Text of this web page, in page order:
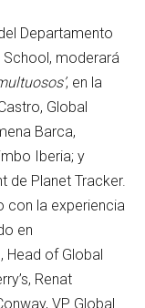
Departamento
School, moderará
, en la
Global
Barca,
Iberia; y
de Planet Tracker.
con la experiencia
en
Head of Global
Renat
VP Global